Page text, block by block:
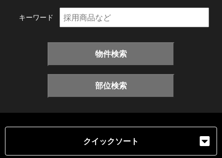
キーワード
物件検索
部位検索
クイックソート